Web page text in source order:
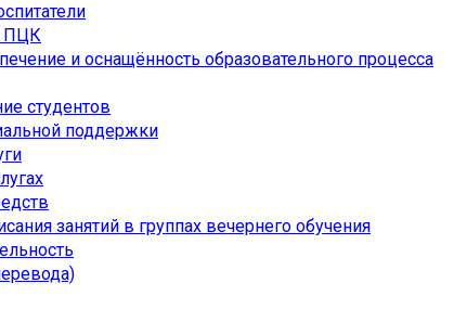
ПЦК
и оснащённость образовательного процесса
студентов
поддержки
занятий в группах вечернего обучения